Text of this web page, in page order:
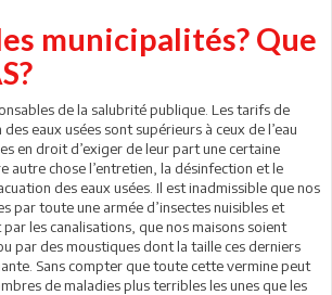
municipalités? Que
de la salubrité publique. Les tarifs de
eaux usées sont supérieurs à ceux de l’eau
en droit d’exiger de leur part une certaine
autre chose l’entretien, la désinfection et le
des eaux usées. Il est inadmissible que nos
par toute une armée d’insectes nuisibles et
les canalisations, que nos maisons soient
par des moustiques dont la taille ces derniers
Sans compter que toute cette vermine peut
de maladies plus terribles les unes que les